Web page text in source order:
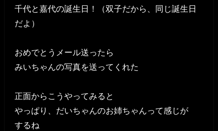
千代と嘉代の誕生日！（双子だから、同じ誕生日
だよ）
おめでとうメール送ったら
みいちゃんの写真を送ってくれた
正面からこうやってみると
やっぱり、だいちゃんのお姉ちゃんって感じが
するね